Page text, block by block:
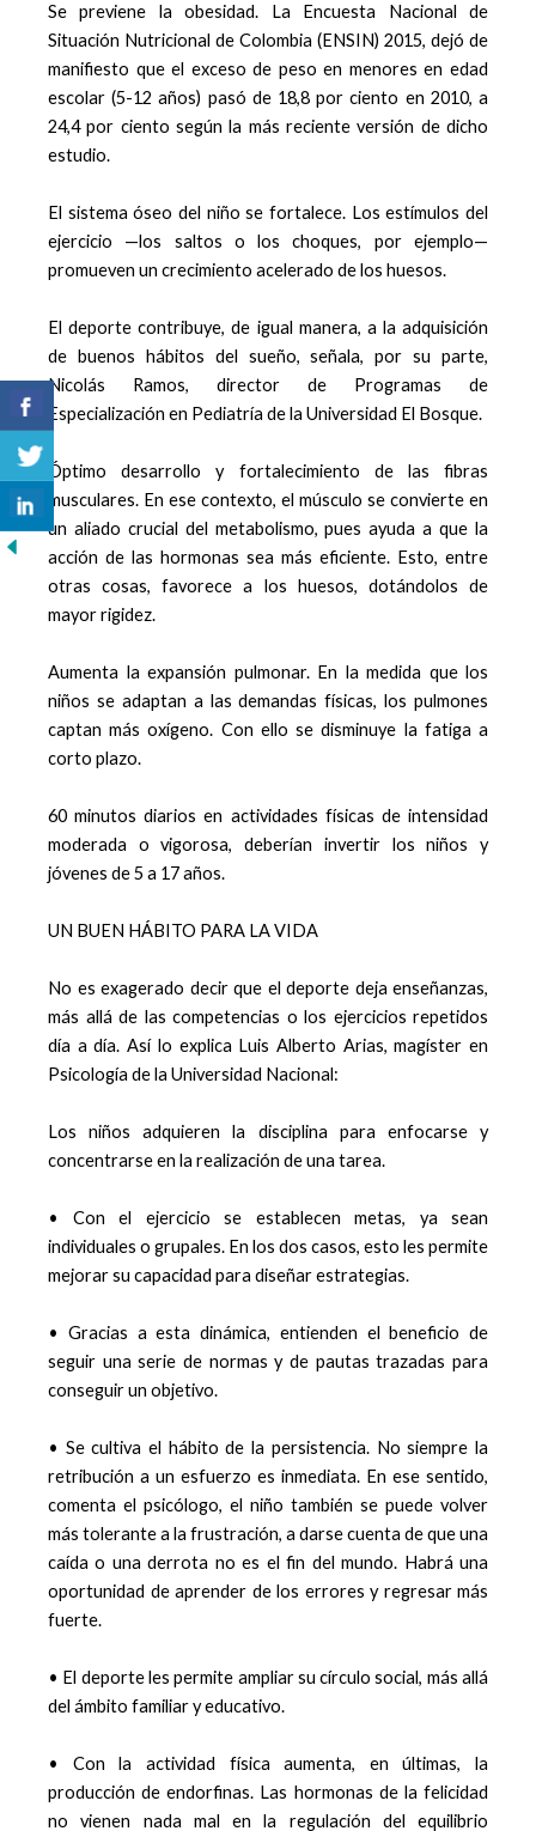
Se previene la obesidad. La Encuesta Nacional de
Situación Nutricional de Colombia (ENSIN) 2015, dejó de
manifiesto que el exceso de peso en menores en edad
escolar (5-12 años) pasó de 18,8 por ciento en 2010, a
24,4 por ciento según la más reciente versión de dicho
estudio.
El sistema óseo del niño se fortalece. Los estímulos del
ejercicio —los saltos o los choques, por ejemplo—
promueven un crecimiento acelerado de los huesos.
El deporte contribuye, de igual manera, a la adquisición
de buenos hábitos del sueño, señala, por su parte,
Nicolás Ramos, director de Programas de
Especialización en Pediatría de la Universidad El Bosque.
Óptimo desarrollo y fortalecimiento de las fibras
musculares. En ese contexto, el músculo se convierte en
un aliado crucial del metabolismo, pues ayuda a que la
acción de las hormonas sea más eficiente. Esto, entre
otras cosas, favorece a los huesos, dotándolos de
mayor rigidez.
Aumenta la expansión pulmonar. En la medida que los
niños se adaptan a las demandas físicas, los pulmones
captan más oxígeno. Con ello se disminuye la fatiga a
corto plazo.
60 minutos diarios en actividades físicas de intensidad
moderada o vigorosa, deberían invertir los niños y
jóvenes de 5 a 17 años.
UN BUEN HÁBITO PARA LA VIDA
No es exagerado decir que el deporte deja enseñanzas,
más allá de las competencias o los ejercicios repetidos
día a día. Así lo explica Luis Alberto Arias, magíster en
Psicología de la Universidad Nacional:
Los niños adquieren la disciplina para enfocarse y
concentrarse en la realización de una tarea.
• Con el ejercicio se establecen metas, ya sean
individuales o grupales. En los dos casos, esto les permite
mejorar su capacidad para diseñar estrategias.
• Gracias a esta dinámica, entienden el beneficio de
seguir una serie de normas y de pautas trazadas para
conseguir un objetivo.
• Se cultiva el hábito de la persistencia. No siempre la
retribución a un esfuerzo es inmediata. En ese sentido,
comenta el psicólogo, el niño también se puede volver
más tolerante a la frustración, a darse cuenta de que una
caída o una derrota no es el fin del mundo. Habrá una
oportunidad de aprender de los errores y regresar más
fuerte.
• El deporte les permite ampliar su círculo social, más allá
del ámbito familiar y educativo.
• Con la actividad física aumenta, en últimas, la
producción de endorfinas. Las hormonas de la felicidad
no vienen nada mal en la regulación del equilibrio